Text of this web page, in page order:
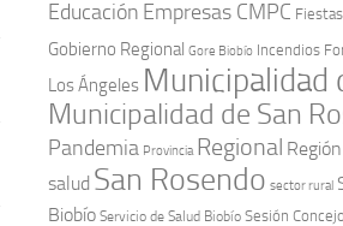
Educación Empresas CMPC
Gobierno Regional Gore Biobío Incendios
Los Ángeles Municipalidad
Municipalidad de San
Pandemia Provincia Regional
salud San Rosendo sector rural
Biobío Servicio de Salud Biobío Sesión Concejo